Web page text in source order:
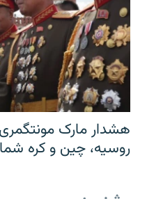
هشدار مارک
روسیه، چین و کره